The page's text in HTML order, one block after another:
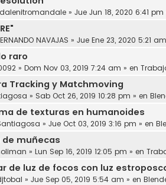
» Jue Jun 18, 2020 6:41 pm
NAVAJAS » Jue Ene 23, 2020 5:21
raro
» Dom Nov 03, 2019 7:24 am » en
Tracking y Matchmoving
» Sab Oct 26, 2019 10:28 pm » en
de texturas en humanoides
» Jue Oct 03, 2019 3:16 pm » en
muñecas
» Lun Sep 16, 2019 12:05 pm » en
de luz de focos con luz
» Jue Sep 05, 2019 5:54 am » en